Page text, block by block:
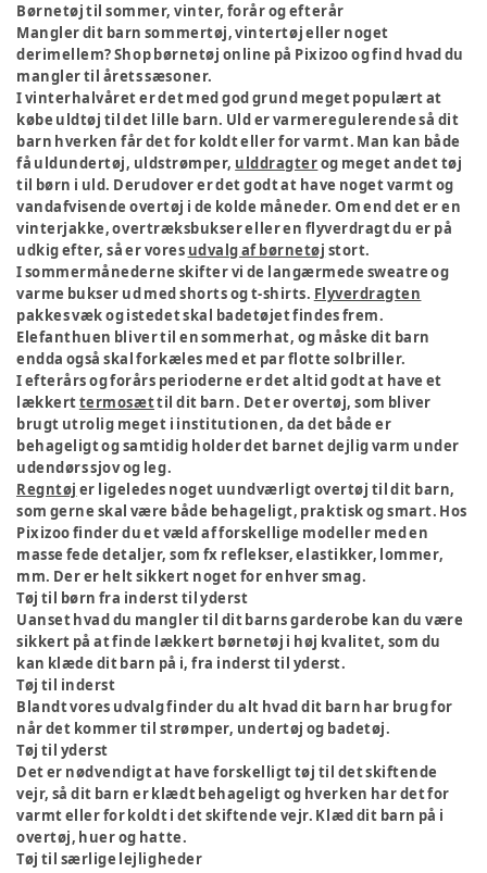
Børnetøj til sommer, vinter, forår og efterår
Mangler dit barn sommertøj, vintertøj eller noget
derimellem? Shop børnetøj online på Pixizoo og find hvad du
mangler til årets sæsoner.
I vinterhalvåret er det med god grund meget populært at
købe uldtøj til det lille barn. Uld er varmeregulerende så dit
barn hverken får det for koldt eller for varmt. Man kan både
få uldundertøj, uldstrømper, ulddragterog meget andet tøj
til børn i uld. Derudover er det godt at have noget varmt og
vandafvisende overtøj i de kolde måneder. Om end det er en
vinterjakke, overtræksbukser eller en flyverdragt du er på
udkig efter, så er vores udvalg af børnetøj stort.
I sommermånederne skifter vi de langærmede sweatre og
varme bukser ud med shorts og t-shirts. Flyverdragten
pakkes væk og istedet skal badetøjet findes frem.
Elefanthuen bliver til en sommerhat, og måske dit barn
endda også skal forkæles med et par flotte solbriller.
I efterårs og forårs perioderne er det altid godt at have et
lækkerttermosættil dit barn. Det er overtøj, som bliver
brugt utrolig meget i institutionen, da det både er
behageligt og samtidig holder det barnet dejlig varm under
udendørs sjov og leg.
Regntøj er ligeledes noget uundværligt overtøj til dit barn,
som gerne skal være både behageligt, praktisk og smart. Hos
Pixizoo finder du et væld af forskellige modeller med en
masse fede detaljer, som fx reflekser, elastikker, lommer,
mm. Der er helt sikkert noget for enhver smag.
Tøj til børn fra inderst til yderst
Uanset hvad du mangler til dit barns garderobe kan du være
sikkert på at finde lækkert børnetøj i høj kvalitet, som du
kan klæde dit barn på i, fra inderst til yderst.
Tøj til inderst
Blandt vores udvalg finder du alt hvad dit barn har brug for
når det kommer til strømper, undertøj og badetøj.
Tøj til yderst
Det er nødvendigt at have forskelligt tøj til det skiftende
vejr, så dit barn er klædt behageligt og hverken har det for
varmt eller for koldt i det skiftende vejr. Klæd dit barn på i
overtøj, huer og hatte.
Tøj til særlige lejligheder